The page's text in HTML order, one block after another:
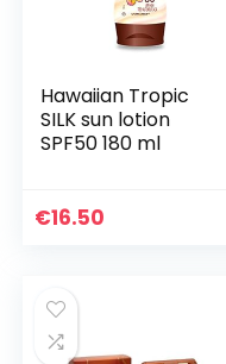
Hawaiian Tropic
SILK sun lotion
SPF50 180 ml
€16.50